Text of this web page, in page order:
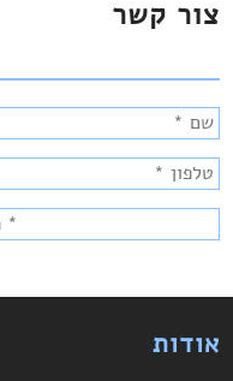
צור קשר
אודות